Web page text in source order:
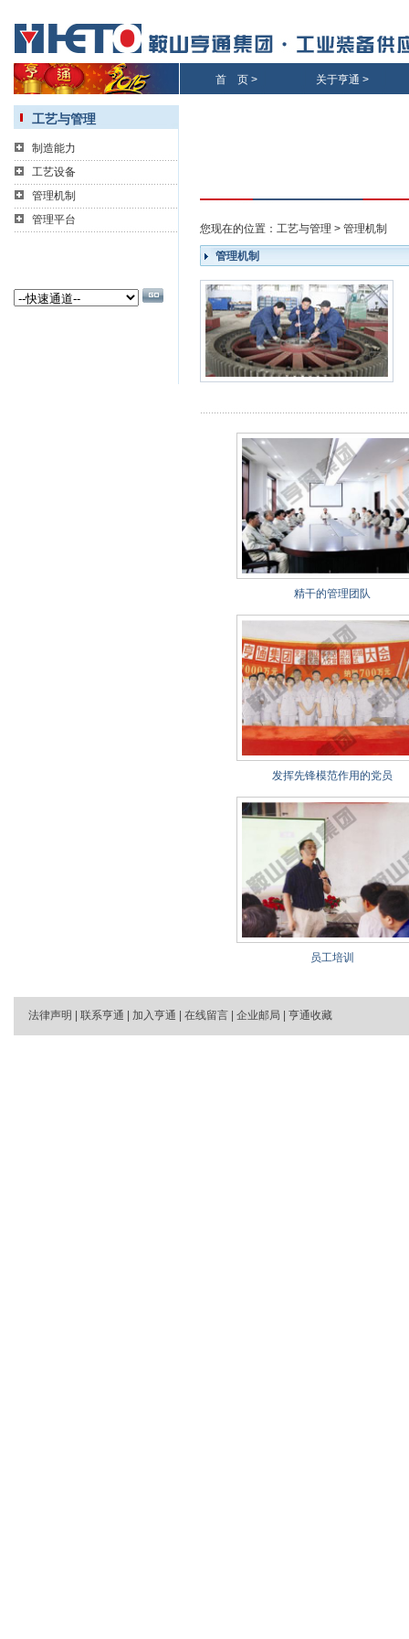
首 页 > 关于亨通 >
工艺与管理
制造能力
工艺设备
管理机制
管理平台
您现在的位置： 工艺与管理 > 管理机制
管理机制
精干的管理团队
发挥先锋模范作用的党员
员工培训
法律声明 联系亨通 加入亨通 在线留言 企业邮局 亨通收藏